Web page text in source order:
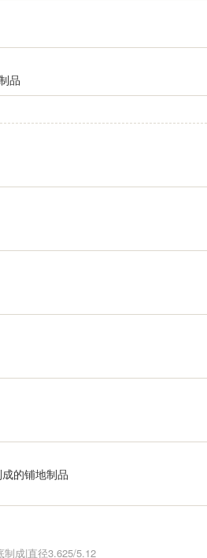
品
的铺地制品
制成|直径3.625/5.12